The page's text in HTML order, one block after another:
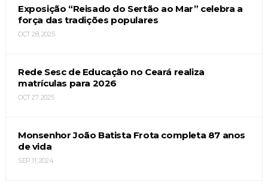
Exposição “Reisado do Sertão ao Mar” celebra a
força das tradições populares
OCT 28, 2025
Rede Sesc de Educação no Ceará realiza
matrículas para 2026
OCT 27, 2025
Monsenhor João Batista Frota completa 87 anos
de vida
SEP 11, 2024